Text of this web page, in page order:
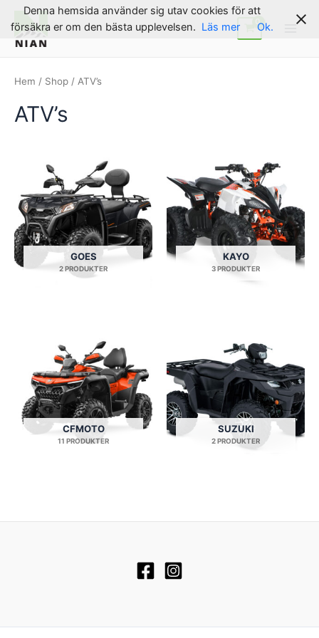
Hoppa
innehåll
Hem / Shop / ATV’s
ATV’s
GOES
2 PRODUKTER
KAYO
3 PRODUKTER
CFMOTO
11 PRODUKTER
SUZUKI
2 PRODUKTER
Denna hemsida använder sig utav cookies för att
försäkra er om den bästa upplevelsen. Läs mer Ok.